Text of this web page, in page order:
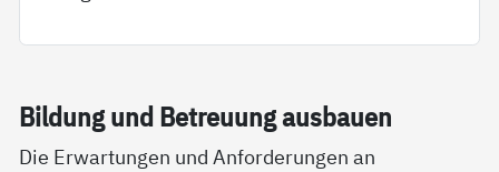
Bil­dung und Be­t­reu­ung aus­bau­en
Die Erwartungen und Anforderungen an